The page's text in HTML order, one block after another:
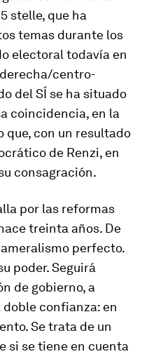
stelle, que ha
temas durante los
electoral todavía en
centro-
del SÍ se ha situado
coincidencia, en la
que, con un resultado
de Renzi, en
consagración.
por las reformas
treinta años. De
perfecto.
poder. Seguirá
de gobierno, a
confianza: en
Se trata de un
si se tiene en cuenta